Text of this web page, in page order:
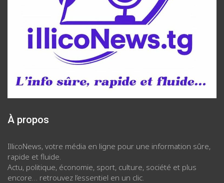
À propos
IllicoNews, votre média en ligne pour une information sûre,
rapide et fluide.
Actu, politique, économie, sport, culture, société et plus
encore… retrouvez l’essentiel en un clic.